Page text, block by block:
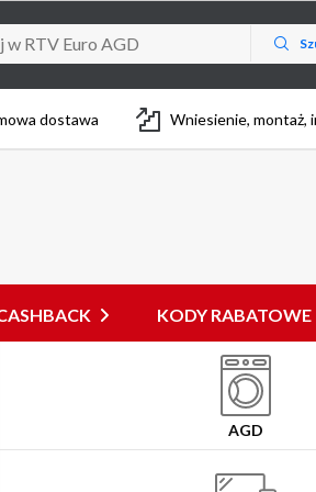
dostawa Wniesienie, montaż,
KODY RABATOWE
AGD